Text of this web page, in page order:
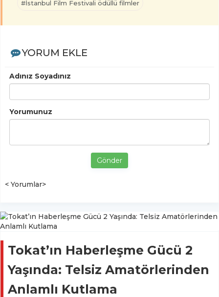
#İstanbul Film Festivali ödüllü filmler
YORUM EKLE
Adınız Soyadınız
Yorumunuz
Gönder
< Yorumlar>
Tokat’ın Haberleşme Gücü 2
Yaşında: Telsiz Amatörlerinden
Anlamlı Kutlama